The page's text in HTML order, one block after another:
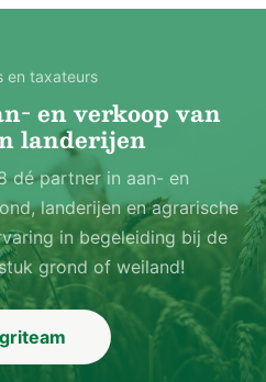
en taxateurs
en verkoop van
landerijen
dé partner in aan- en
landerijen en agrarische
in begeleiding bij de
grond of weiland!